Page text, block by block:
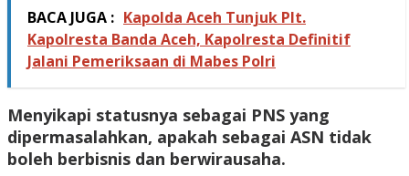
BACA JUGA : Kapolda Aceh Tunjuk Plt.
Kapolresta Banda Aceh, Kapolresta Definitif
Jalani Pemeriksaan di Mabes Polri
Menyikapi statusnya sebagai PNS yang
dipermasalahkan, apakah sebagai ASN tidak
boleh berbisnis dan berwirausaha.